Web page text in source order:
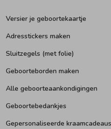
Versier je geboortekaartje
Adresstickers maken
Sluitzegels (met folie)
Geboorteborden maken
Alle geboorteaankondigingen
Geboortebedankjes
Gepersonaliseerde kraamcadeaus